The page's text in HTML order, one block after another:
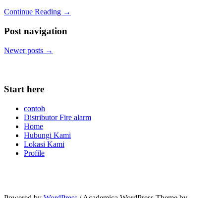
Start here
contoh
Distributor Fire alarm
Home
Hubungi Kami
Lokasi Kami
Profile
Continue Reading →
Post navigation
Newer posts →